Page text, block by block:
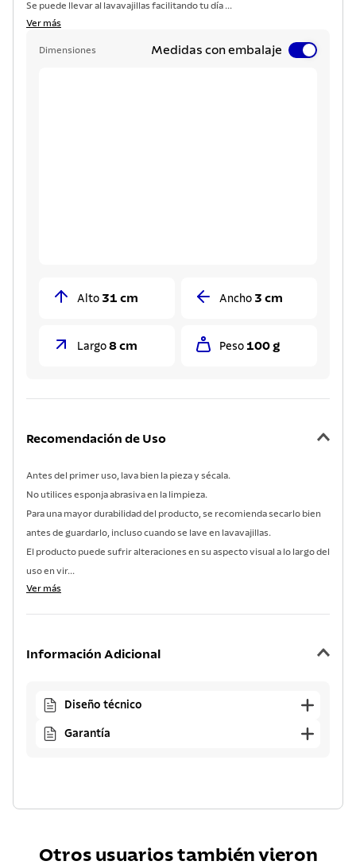
Se puede llevar al lavavajillas facilitando tu día ...
Ver más
Dimensiones Medidas con embalaje
Alto 31 cm Ancho 3 cm
Largo 8 cm Peso 100 g
Recomendación de Uso
Antes del primer uso, lava bien la pieza y sécala.
No utilices esponja abrasiva en la limpieza.
Para una mayor durabilidad del producto, se recomienda secarlo bien
antes de guardarlo, incluso cuando se lave en lavavajillas.
El producto puede sufrir alteraciones en su aspecto visual a lo largo del
uso en vir...
Ver más
Información Adicional
Diseño técnico
Garantía
Otros usuarios también vieron